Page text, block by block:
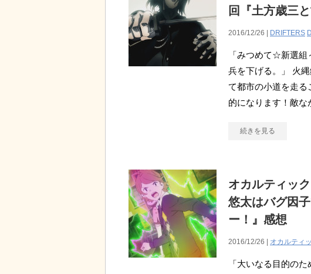
回『土方歳三
2016/12/26 | DRIFTERS
「みつめて☆新選
兵を下げる。」 火
て都市の小道を走る
的になります！敵な
続きを見る
オカルティッ
悠太はバグ因
ー！』感想
2016/12/26 | オカルティ
「大いなる目的の